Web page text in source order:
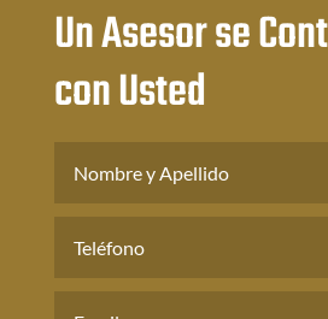
Un Asesor se
con Usted